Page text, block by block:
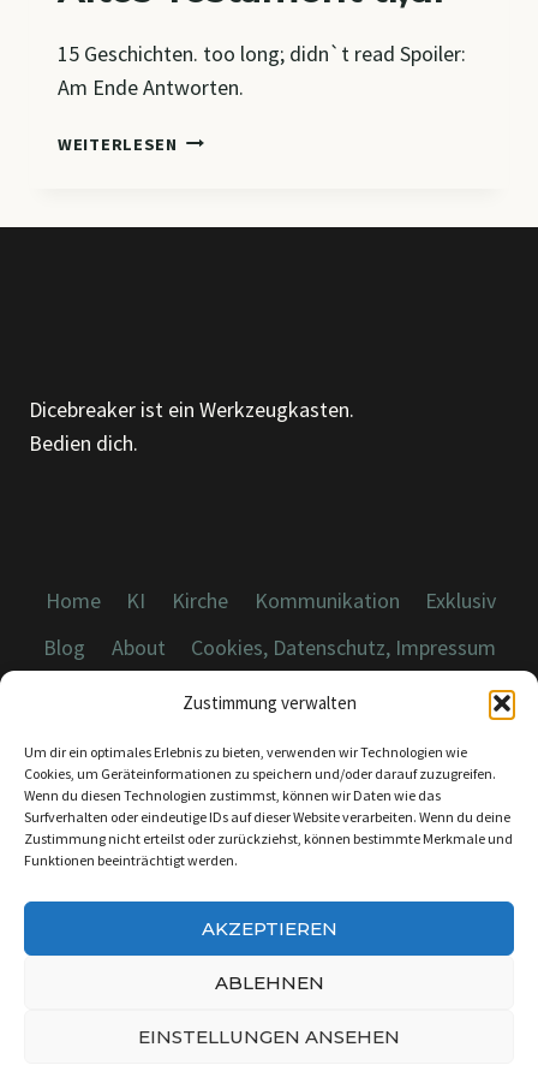
Zustimmung verwalten
Um dir ein optimales Erlebnis zu bieten, verwenden wir Technologien wie
Cookies, um Geräteinformationen zu speichern und/oder darauf zuzugreifen.
Wenn du diesen Technologien zustimmst, können wir Daten wie das
Surfverhalten oder eindeutige IDs auf dieser Website verarbeiten. Wenn du deine
Zustimmung nicht erteilst oder zurückziehst, können bestimmte Merkmale und
Funktionen beeinträchtigt werden.
AKZEPTIEREN
ABLEHNEN
EINSTELLUNGEN ANSEHEN
15 Geschichten. too long; didn`t read Spoiler:
Am Ende Antworten.
WEITERLESEN ALTES
Dicebreaker ist ein Werkzeugkasten.
Bedien dich.
Home KI Kirche Kommunikation
Exklusiv
Blog
About Cookies, Datenschutz, Impressum
© 2026 Dicebreaker.de - Alle Rechte vorbehalten
INFO@DICEBREAKER.DE